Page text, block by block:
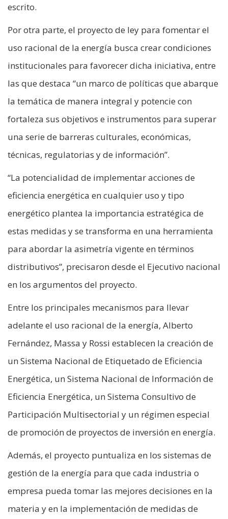
escrito.
Por otra parte, el proyecto de ley para fomentar el
uso racional de la energía busca crear condiciones
institucionales para favorecer dicha iniciativa, entre
las que destaca “un marco de políticas que abarque
la temática de manera integral y potencie con
fortaleza sus objetivos e instrumentos para superar
una serie de barreras culturales, económicas,
técnicas, regulatorias y de información”.
“La potencialidad de implementar acciones de
eficiencia energética en cualquier uso y tipo
energético plantea la importancia estratégica de
estas medidas y se transforma en una herramienta
para abordar la asimetría vigente en términos
distributivos”, precisaron desde el Ejecutivo nacional
en los argumentos del proyecto.
Entre los principales mecanismos para llevar
adelante el uso racional de la energía, Alberto
Fernández, Massa y Rossi establecen la creación de
un Sistema Nacional de Etiquetado de Eficiencia
Energética, un Sistema Nacional de Información de
Eficiencia Energética, un Sistema Consultivo de
Participación Multisectorial y un régimen especial
de promoción de proyectos de inversión en energía.
Además, el proyecto puntualiza en los sistemas de
gestión de la energía para que cada industria o
empresa pueda tomar las mejores decisiones en la
materia y en la implementación de medidas de